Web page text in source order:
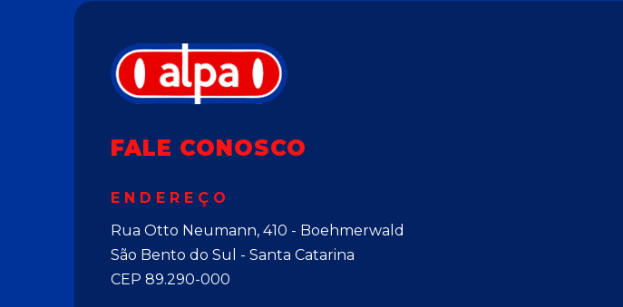
FALE CONOSCO
ENDEREÇO
Rua Otto Neumann, 410 - Boehmerwald
São Bento do Sul - Santa Catarina
CEP 89.290-000